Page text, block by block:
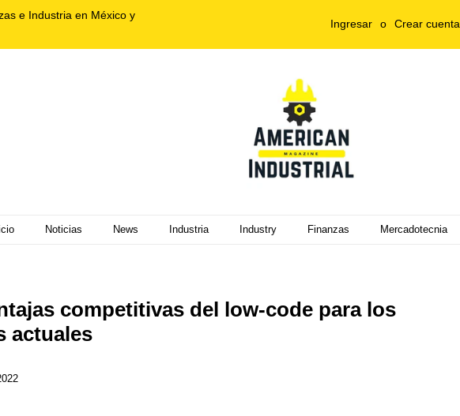
e Industria en México y
Ingresar o Crear cuenta
Noticias News Industria Industry Finanzas Mercadotecnia
competitivas del low-code para los
actuales